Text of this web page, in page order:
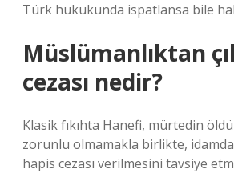
Türk hukukunda ispatlansa bile
Müslümanlıktan
cezası nedir?
Klasik fıkıhta Hanefi, mürtedin
zorunlu olmamakla birlikte,
hapis cezası verilmesini tavsiye